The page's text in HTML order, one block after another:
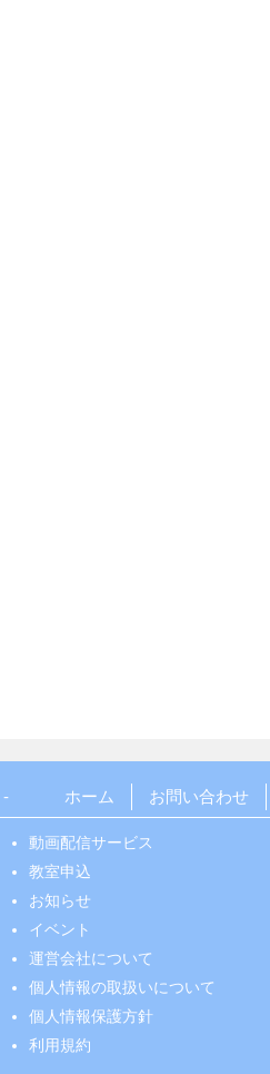
- ホーム お問い合わせ
動画配信サービス
教室申込
お知らせ
イベント
運営会社について
個人情報の取扱いについて
個人情報保護方針
利用規約